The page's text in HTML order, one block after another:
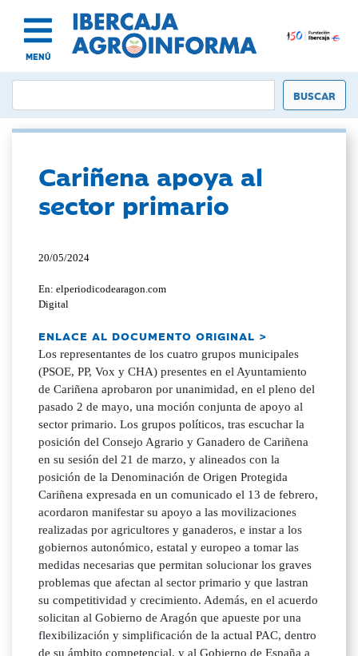
MENÚ
Cariñena apoya al
sector primario
20/05/2024
En: elperiodicodearagon.com
Digital
ENLACE AL DOCUMENTO ORIGINAL >
Los representantes de los cuatro grupos municipales
(PSOE, PP, Vox y CHA) presentes en el Ayuntamiento
de Cariñena aprobaron por unanimidad, en el pleno del
pasado 2 de mayo, una moción conjunta de apoyo al
sector primario. Los grupos políticos, tras escuchar la
posición del Consejo Agrario y Ganadero de Cariñena
en su sesión del 21 de marzo, y alineados con la
posición de la Denominación de Origen Protegida
Cariñena expresada en un comunicado el 13 de febrero,
acordaron manifestar su apoyo a las movilizaciones
realizadas por agricultores y ganaderos, e instar a los
gobiernos autonómico, estatal y europeo a tomar las
medidas necesarias que permitan solucionar los graves
problemas que afectan al sector primario y que lastran
su competitividad y crecimiento. Además, en el acuerdo
solicitan al Gobierno de Aragón que apueste por una
flexibilización y simplificación de la actual PAC, dentro
de su ámbito competencial, y al Gobierno de España a